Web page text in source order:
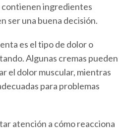
contienen ingredientes
ser una buena decisión.
es el tipo de dolor o
Algunas cremas pueden
el dolor muscular, mientras
para problemas
atención a cómo reacciona